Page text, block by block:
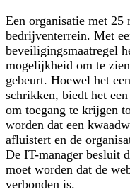
Een organisatie met 25
bedrijventerrein. Met
beveiligingsmaatregel
mogelijkheid om te
gebeurt. Hoewel het
schrikken, biedt het
om toegang te krijgen
worden dat een
afluistert en de
De IT-manager besluit
moet worden dat de
verbonden is.